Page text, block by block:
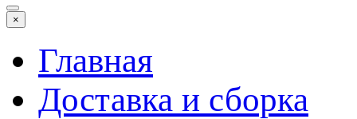
×
Главная
Доставка и сборка